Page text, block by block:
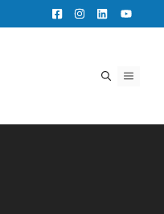
MENU